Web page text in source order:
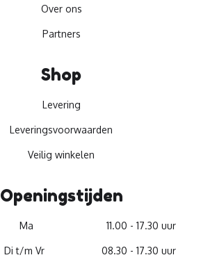
Over ons
Partners
Shop
Levering
Leveringsvoorwaarden
Veilig winkelen
Openingstijden
Ma 11.00 - 17.30 uur
Di t/m Vr 08.30 - 17.30 uur